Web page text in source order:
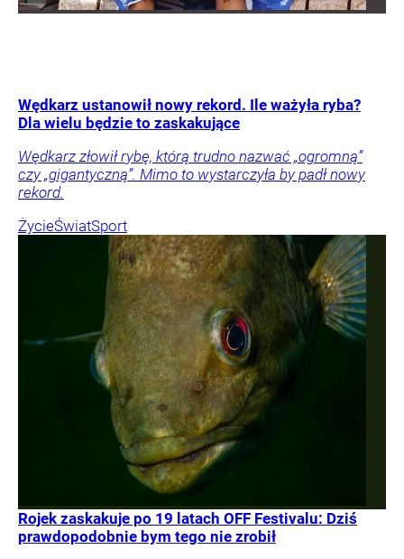
Wędkarz ustanowił nowy rekord. Ile ważyła ryba?
Dla wielu będzie to zaskakujące
Wędkarz złowił rybę, którą trudno nazwać „ogromną”
czy „gigantyczną”. Mimo to wystarczyła by padł nowy
rekord.
ŻycieŚwiatSport
Rojek zaskakuje po 19 latach OFF Festivalu: Dziś
prawdopodobnie bym tego nie zrobił